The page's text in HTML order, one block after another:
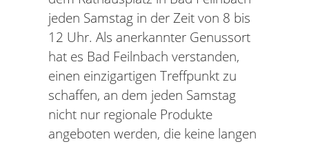
jeden Samstag in der Zeit von 8 bis
12 Uhr. Als anerkannter Genussort
hat es Bad Feilnbach verstanden,
einen einzigartigen Treffpunkt zu
schaffen, an dem jeden Samstag
nicht nur regionale Produkte
angeboten werden, die keine langen